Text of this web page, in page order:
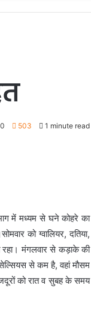
0 503 1 minute read
में मध्यम से घने कोहरे का
को ग्वालियर, दतिया,
रहा। मंगलवार से कड़ाके की
से कम है, वहां मौसम
को रात व सुबह के समय